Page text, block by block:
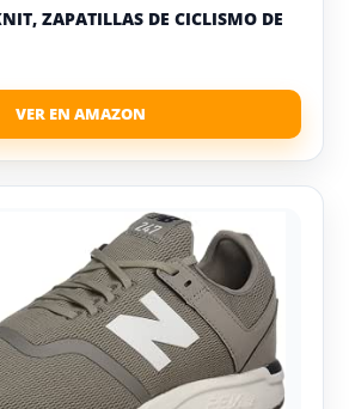
ZAPATILLAS DE CICLISMO DE